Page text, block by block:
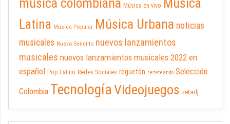
Música en vivo
Latina Música Popular Música Urbana noticias
musicales Nuevo Sencillo nuevos lanzamientos
musicales nuevos lanzamientos musicales 2022 en
español Pop Latino Redes Sociales reguetón rezeteando Selección
Colombia TecnologíaVideojuegos zetadj